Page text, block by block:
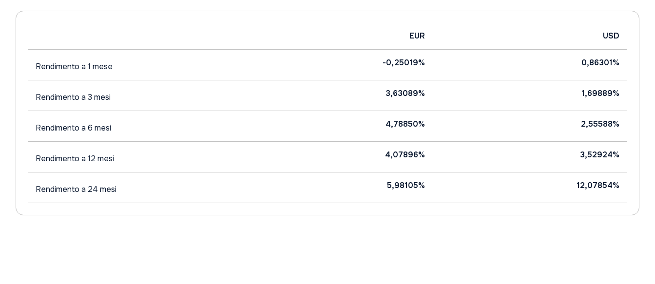
EUR USD
Rendimento a 1 mese -0,25019% 0,86301%
Rendimento a 3 mesi 3,63089% 1,69889%
Rendimento a 6 mesi 4,78850% 2,55588%
Rendimento a 12 mesi 4,07896% 3,52924%
Rendimento a 24 mesi 5,98105% 12,07854%